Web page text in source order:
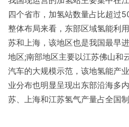
四个省市，加氢站数量占比超过
整体布局来看，东部区域氢能利
苏和上海，该地区也是我国最早
地区;南部地区主要以江苏佛山和
汽车的大规模示范，该地氢能产
业分布也明显呈现出东部沿海多
苏、上海和江苏氢气产量占全国